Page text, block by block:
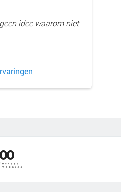
idee waarom niet